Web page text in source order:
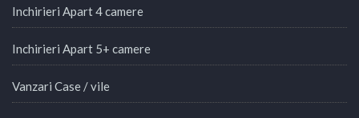
Inchirieri Apart 4 camere
Inchirieri Apart 5+ camere
Vanzari Case / vile